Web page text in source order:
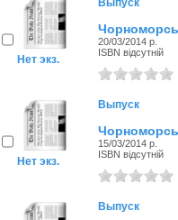
Нет экз.
Выпуск
20/03/2014 р.
ISBN відсутній
Нет экз.
Выпуск
15/03/2014 р.
ISBN відсутній
Выпуск